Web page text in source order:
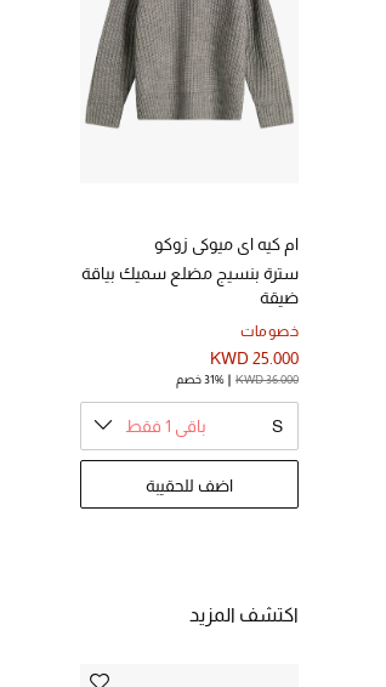
ام كيه اي ميوكي زوكو
سترة بنسيج مضلع سميك بياقة
ضيقة
خصومات
KWD 25.000
KWD 36.000 31% خصم
S باقي 1 فقط
اضف للحقيبة
اكتشف المزيد